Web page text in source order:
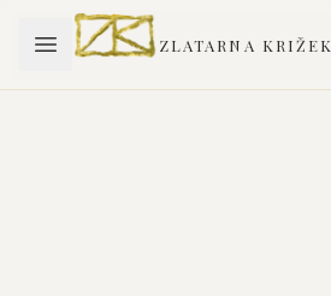
ZLATARNA KRIŽEK